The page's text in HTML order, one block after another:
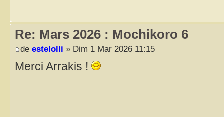
Re: Mars 2026 : Mochikoro 6
de estelolli » Dim 1 Mar 2026 11:15
Merci Arrakis !